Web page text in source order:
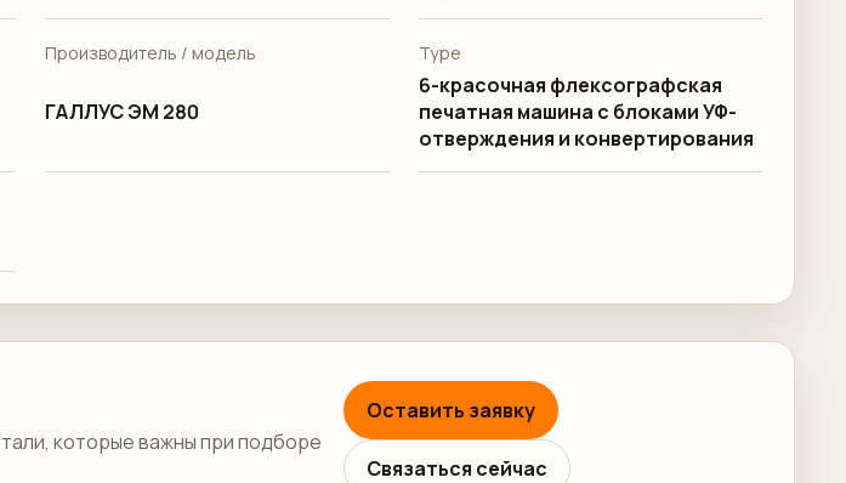
Производитель / модель
ГАЛЛУС ЭМ 280
Type
6-красочная флексографская
печатная машина с блоками УФ-
отверждения и конвертирования
которые важны при подборе
Оставить заявку
Связаться сейчас